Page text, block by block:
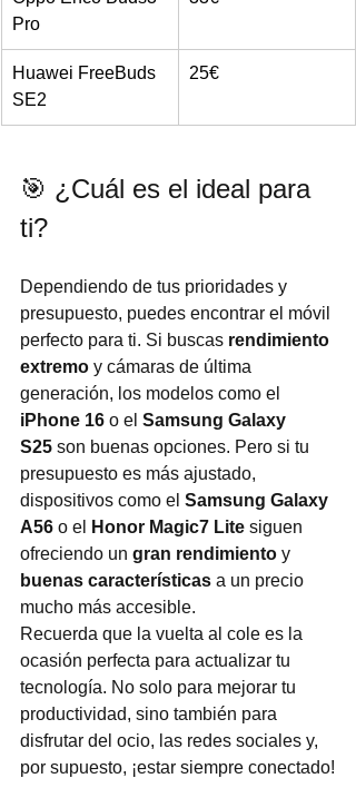
Pro
Huawei FreeBuds
SE2
25€
🎯 ¿Cuál es el ideal para
ti?
Dependiendo de tus prioridades y
presupuesto, puedes encontrar el móvil
perfecto para ti. Si buscas rendimiento
extremo y cámaras de última
generación, los modelos como el
iPhone 16 o el Samsung Galaxy
S25 son buenas opciones. Pero si tu
presupuesto es más ajustado,
dispositivos como el Samsung Galaxy
A56 o el Honor Magic7 Lite siguen
ofreciendo un gran rendimiento y
buenas características a un precio
mucho más accesible.
Recuerda que la vuelta al cole es la
ocasión perfecta para actualizar tu
tecnología. No solo para mejorar tu
productividad, sino también para
disfrutar del ocio, las redes sociales y,
por supuesto, ¡estar siempre conectado!